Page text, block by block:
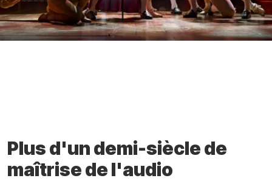
Plus d'un demi-siècle de
maîtrise de l'audio